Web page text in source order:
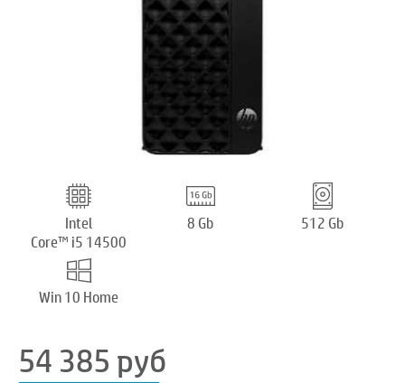
Intel
Core™ i5 14500
8 Gb 512 Gb
Win 10 Home
54 385 руб